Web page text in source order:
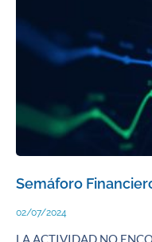
Semáforo
02/07/2024
LA ACTIVIDAD NO